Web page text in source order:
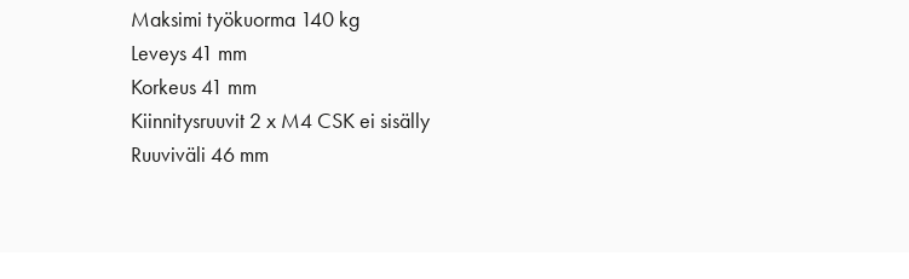
Maksimi työkuorma 140 kg
Leveys 41 mm
Korkeus 41 mm
Kiinnitysruuvit 2 x M4 CSK ei sisälly
Ruuviväli 46 mm